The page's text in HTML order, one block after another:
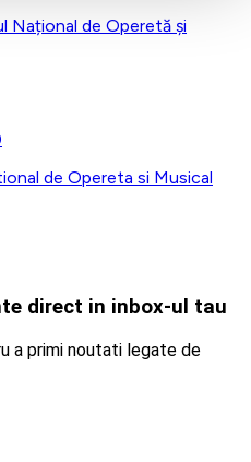
Național de Operetă și
de Opereta si Musical
direct in inbox-ul tau
a primi noutati legate de